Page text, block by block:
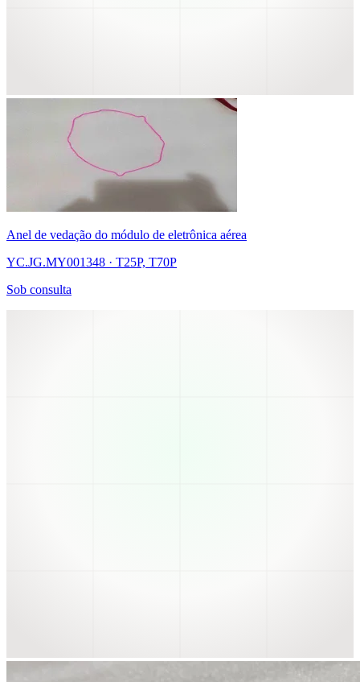
Anel de vedação do módulo de eletrônica aérea
YC.JG.MY001348 · T25P, T70P
Sob consulta